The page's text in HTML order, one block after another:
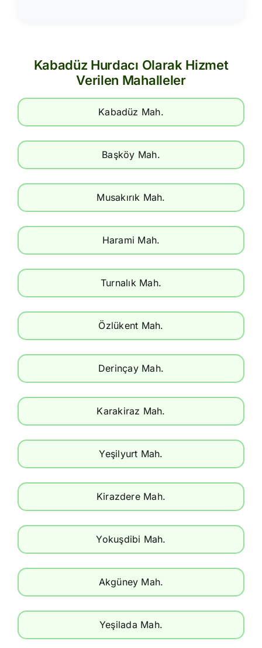
Kabadüz Hurdacı Olarak Hizmet
Verilen Mahalleler
Kabadüz Mah.
Başköy Mah.
Musakırık Mah.
Harami Mah.
Turnalık Mah.
Özlükent Mah.
Derinçay Mah.
Karakiraz Mah.
Yeşilyurt Mah.
Kirazdere Mah.
Yokuşdibi Mah.
Akgüney Mah.
Yeşilada Mah.